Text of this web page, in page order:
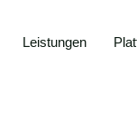
Leistungen